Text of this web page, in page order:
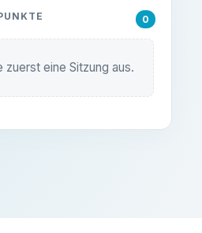
0
zuerst eine Sitzung aus.